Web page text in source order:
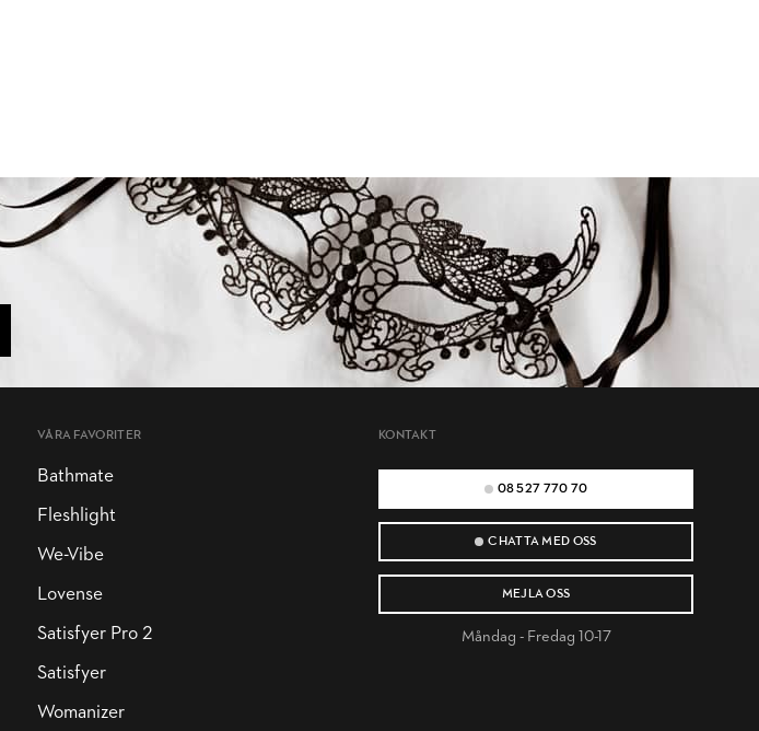
KONTAKT
08 527 770 70
CHATTA MED OSS
MEJLA OSS
Måndag - Fredag 10-17
VÅRA FAVORITER
Bathmate
Fleshlight
We-Vibe
Lovense
Satisfyer Pro 2
Satisfyer
Womanizer